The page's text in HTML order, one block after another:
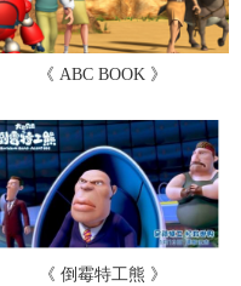
《 ABC BOOK 》
《 倒霉特工熊 》